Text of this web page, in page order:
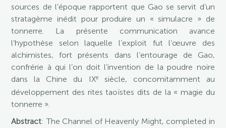
sources de l’époque rapportent que Gao se servit d’un
stratagème inédit pour produire un « simulacre » de
tonnerre. La présente communication avance
l’hypothèse selon laquelle l’exploit fut l’œuvre des
alchimistes, fort présents dans l’entourage de Gao,
confrérie à qui l’on doit l’invention de la poudre noire
dans la Chine du IXesiècle, concomitamment au
développement des rites taoïstes dits de la « magie du
tonnerre ».
Abstract: The Channel of Heavenly Might, completed in